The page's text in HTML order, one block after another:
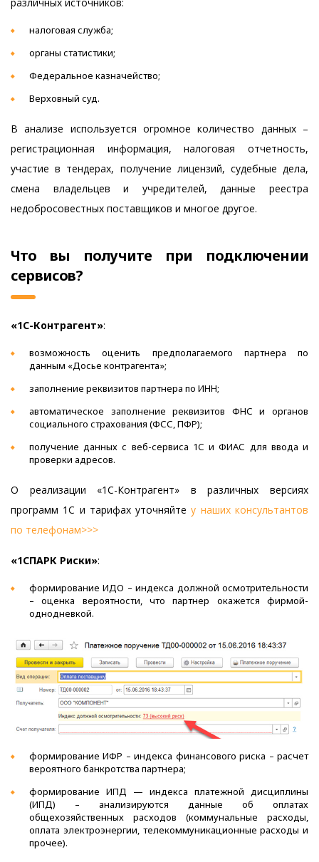
налоговая служба;
органы статистики;
Федеральное казначейство;
Верховный суд.
В анализе используется огромное количество данных –
регистрационная информация, налоговая отчетность,
участие в тендерах, получение лицензий, судебные дела,
смена владельцев и учредителей, данные реестра
недобросовестных поставщиков и многое другое.
Что вы получите при подключении
сервисов?
«1С-Контрагент»:
возможность оценить предполагаемого партнера по
данным «Досье контрагента»;
заполнение реквизитов партнера по ИНН;
автоматическое заполнение реквизитов ФНС и органов
социального страхования (ФСС, ПФР);
получение данных с веб-сервиса 1С и ФИАС для ввода и
проверки адресов.
О реализации «1С-Контрагент» в различных версиях
программ 1С и тарифах уточняйтеу наших консультантов
по телефонам>>>
«1СПАРК Риски»:
формирование ИДО – индекса должной осмотрительности
– оценка вероятности, что партнер окажется фирмой-
однодневкой.
формирование ИФР – индекса финансового риска – расчет
вероятного банкротства партнера;
формирование ИПД — индекса платежной дисциплины
(ИПД) – анализируются данные об оплатах
общехозяйственных расходов (коммунальные расходы,
оплата электроэнергии, телекоммуникационные расходы и
прочее).